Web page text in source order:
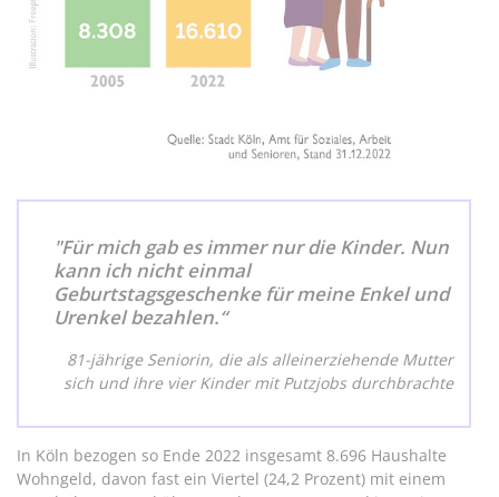
"Für mich gab es immer nur die Kinder. Nun
kann ich nicht einmal
Geburtstagsgeschenke für meine Enkel und
Urenkel bezahlen.“
81-jährige Seniorin, die als alleinerziehende Mutter
sich und ihre vier Kinder mit Putzjobs durchbrachte
In Köln bezogen so Ende 2022 insgesamt 8.696 Haushalte
Wohngeld, davon fast ein Viertel (24,2 Prozent) mit einem